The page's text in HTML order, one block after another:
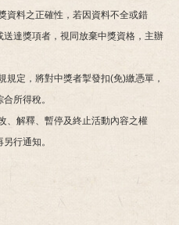
資料之正確性，若因資料不全或錯
達獎項者，視同放棄中獎資格，主辦
定，將對中獎者掣發扣(免)繳憑單，
所得稅。
、解釋、暫停及終止活動內容之權
行通知。